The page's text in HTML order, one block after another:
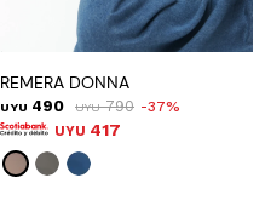
REMERA DONNA
UYU 490 UYU 790 37
UYU 417